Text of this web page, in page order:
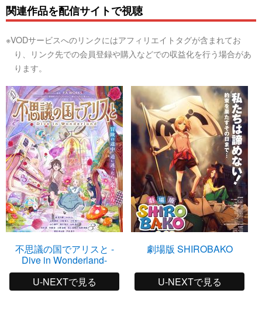
関連作品を配信サイトで視聴
※VODサービスへのリンクにはアフィリエイトタグが含まれてお
り、リンク先での会員登録や購入などでの収益化を行う場合があ
ります。
不思議の国でアリスと -
Dive in Wonderland-
U-NEXTで見る
劇場版 SHIROBAKO
U-NEXTで見る